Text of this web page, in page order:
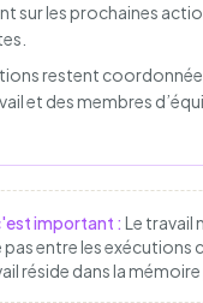
sur les prochaines
restent
et des membres
important : Le travail
entre les exécutions
réside dans la